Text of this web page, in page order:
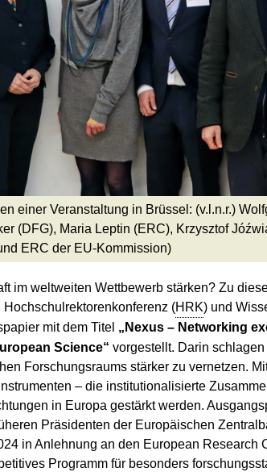
einer Veranstaltung in Brüssel: (v.l.n.r.)
(DFG), Maria Leptin (ERC), Krzysztof
ERC der EU-Kommission)
im weltweiten Wettbewerb stärken? Zu
Hochschulrektorenkonferenz (HRK) und
mit dem Titel „Nexus – Networking
Science“ vorgestellt. Darin
Forschungsraums stärker zu vernetzen.
– die institutionalisierte
in Europa gestärkt werden.
Präsidenten der Europäischen
in Anlehnung an den European Research
Programm für besonders